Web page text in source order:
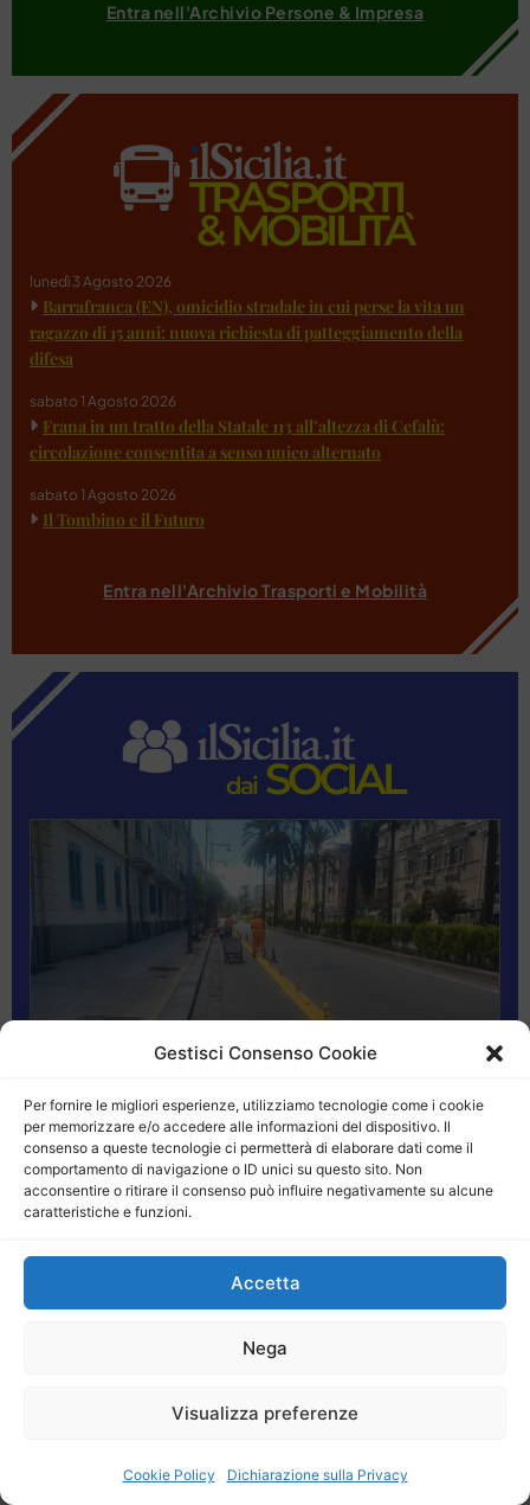
Gestisci Consenso Cookie
Per fornire le migliori esperienze, utilizziamo tecnologie come i cookie
per memorizzare e/o accedere alle informazioni del dispositivo. Il
consenso a queste tecnologie ci permetterà di elaborare dati come il
comportamento di navigazione o ID unici su questo sito. Non
acconsentire o ritirare il consenso può influire negativamente su alcune
caratteristiche e funzioni.
Accetta
Nega
Visualizza preferenze
Cookie Policy Dichiarazione sulla Privacy
Entra nell'Archivio Persone & Impresa
lunedì 3 Agosto 2026
Barrafranca (EN), omicidio stradale in cui perse la vita un
ragazzo di 15 anni: nuova richiesta di patteggiamento della
difesa
sabato 1 Agosto 2026
Frana in un tratto della Statale 113 all’altezza di Cefalù:
circolazione consentita a senso unico alternato
sabato 1 Agosto 2026
Il Tombino e il Futuro
Entra nell'Archivio Trasporti e Mobilità
Messina: guerra dei cordoli tra i pro Darwin e i “si stava
meglio quando si stava peggio”
Entra nell'Archivio ilSicilia Gourmet